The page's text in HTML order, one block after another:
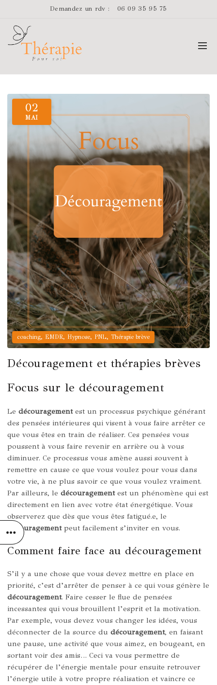
Demandez un rdv : 06 09 35 95 75
02
MAI
coaching, EMDR, Hypnose, PNL, Thérapie brève
Découragement et thérapies brèves
Focus sur le découragement
Le découragementest un processus psychique générant
des pensées intérieures qui visent à vous faire arrêter ce
que vous êtes en train de réaliser. Ces pensées vous
poussent à vous faire revenir en arrière ou à vous
diminuer. Ce processus vous amène aussi souvent à
remettre en cause ce que vous voulez pour vous dans
votre vie, à ne plus savoir ce que vous voulez vraiment.
Par ailleurs, le découragementest un phénomène qui est
directement en lien avec votre état énergétique. Vous
observerez que dès que vous êtes fatigué.e, le
découragementpeut facilement s’inviter en vous.
Comment faire face au découragement
S’il y a une chose que vous devez mettre en place en
priorité, c’est d’arrêter de penser à ce qui vous génère le
découragement. Faire cesser le flue de pensées
incessantes qui vous brouillent l’esprit et la motivation.
Par exemple, vous devez vous changer les idées, vous
déconnecter de la source du découragement, en faisant
une pause, une activité que vous aimez, en bougeant, en
sortant voir des amis… Ceci va vous permettre de
récupérer de l’énergie mentale pour ensuite retrouver
l’énergie utile à votre propre réalisation et vaincre ce